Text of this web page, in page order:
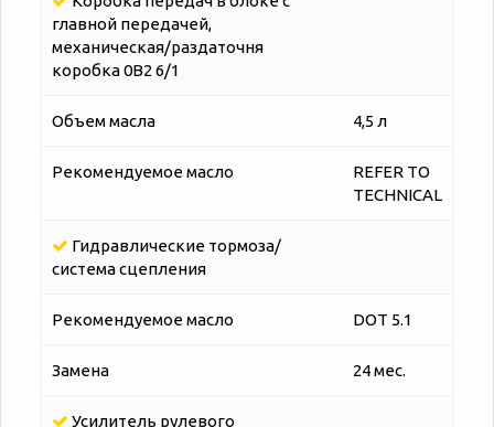
главной передачей,
механическая/раздаточня
коробка 0B2 6/1
Объем масла 4,5 л
Рекомендуемое масло
REFER TO
TECHNICAL
Гидравлические тормоза/
система сцепления
Рекомендуемое масло DOT 5.1
Замена 24 мес.
Усилитель рулевого